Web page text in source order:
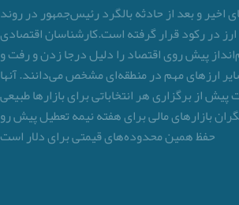
اخیر و بعد از حادثه بالگرد رئیس‌جمهور در روند
ارز در رکود قرار گرفته است.کارشناسان اقتصادی
پیش روی اقتصاد را دلیل درجا زدن و رفت و
ارزهای مهم در منطقه‌ای مشخص می‌دانند. آنها
از برگزاری هر انتخاباتی برای بازارها طبیعی
بازارهای مالی برای هفته نیمه تعطیل پیش رو
حفظ همین محدوده‌های قیمتی برای دلار است